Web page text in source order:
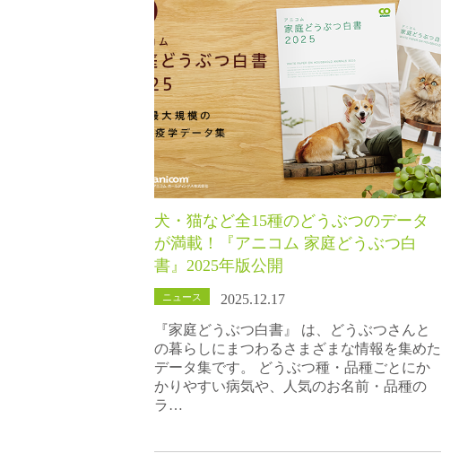
犬・猫など全15種のどうぶつのデータ
が満載！『アニコム 家庭どうぶつ白
書』2025年版公開
ニュース
2025.12.17
『家庭どうぶつ白書』 は、どうぶつさんと
の暮らしにまつわるさまざまな情報を集めた
データ集です。 どうぶつ種・品種ごとにか
かりやすい病気や、人気のお名前・品種の
ラ…